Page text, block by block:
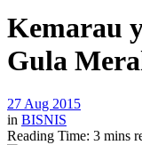
Kemarau
Gula
27 Aug 2015
in BISNIS
Reading Time: 3 mins